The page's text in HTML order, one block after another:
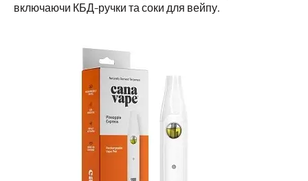
включаючи КБД-ручки та соки для вейпу.